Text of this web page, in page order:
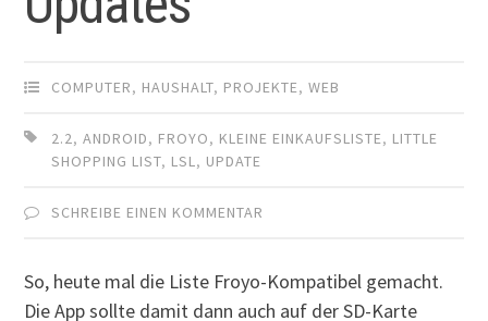
COMPUTER, HAUSHALT, PROJEKTE,WEB
2.2,ANDROID, FROYO, KLEINE EINKAUFSLISTE, LITTLE
SHOPPING LIST, LSL, UPDATE
SCHREIBE EINEN KOMMENTAR
So, heute mal die Liste Froyo-Kompatibel gemacht.
Die App sollte damit dann auch auf der SD-Karte